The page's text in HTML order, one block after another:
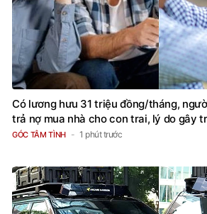
Có lương hưu 31 triệu đồng/tháng,
trả nợ mua nhà cho con trai, lý do gây
GÓC TÂM TÌNH 1 phút trước